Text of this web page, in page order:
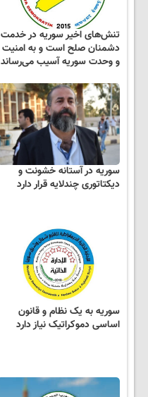
تنش‌های اخیر سوریه در خدمت
دشمنان صلح است و به امنیت
و وحدت سوریه آسیب می‌رساند
سوریه در آستانه خشونت و
دیکتاتوری چندلایه قرار دارد
سوریه به یک نظام و قانون
اساسی دموکراتیک نیاز دارد